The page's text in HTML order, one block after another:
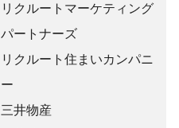
リクルートマーケティング
パートナーズ
リクルート住まいカンパニ
ー
三井物産